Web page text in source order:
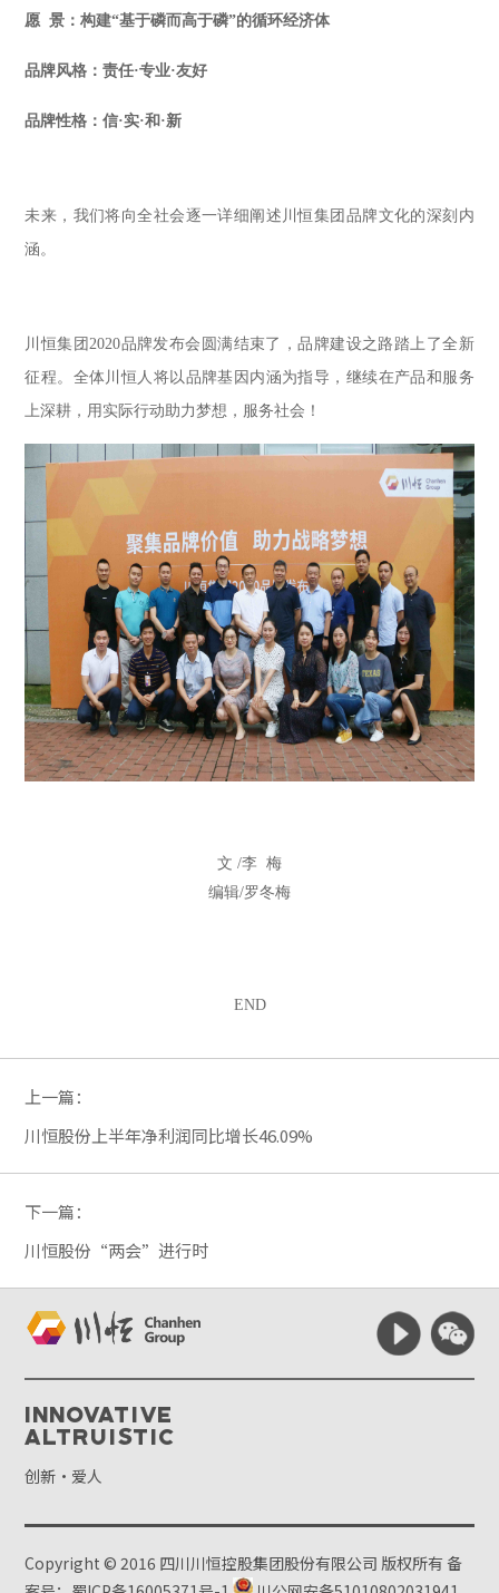
愿 景：构建“基于磷而高于磷”的循环经济体
品牌风格：责任·专业·友好
品牌性格：信·实·和·新
未来，我们将向全社会逐一详细阐述川恒集团品牌文化的深刻内
涵。
川恒集团2020品牌发布会圆满结束了，品牌建设之路踏上了全新
征程。全体川恒人将以品牌基因内涵为指导，继续在产品和服务
上深耕，用实际行动助力梦想，服务社会！
文 /李 梅
编辑/罗冬梅
END
上一篇：
川恒股份上半年净利润同比增长46.09%
下一篇：
川恒股份“两会”进行时
Innovative
Altruistic
创新·爱人
Copyright © 2016 四川川恒控股集团股份有限公司 版权所有备